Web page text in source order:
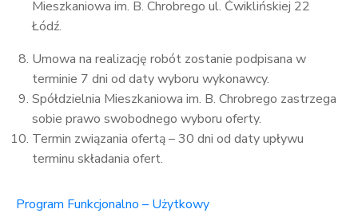
Mieszkaniowa im. B. Chrobrego ul. Ćwiklińskiej 22
Łódź.
Umowa na realizację robót zostanie podpisana w
terminie 7 dni od daty wyboru wykonawcy.
Spółdzielnia Mieszkaniowa im. B. Chrobrego zastrzega
sobie prawo swobodnego wyboru oferty.
Termin związania ofertą – 30 dni od daty upływu
terminu składania ofert.
Program Funkcjonalno – Użytkowy